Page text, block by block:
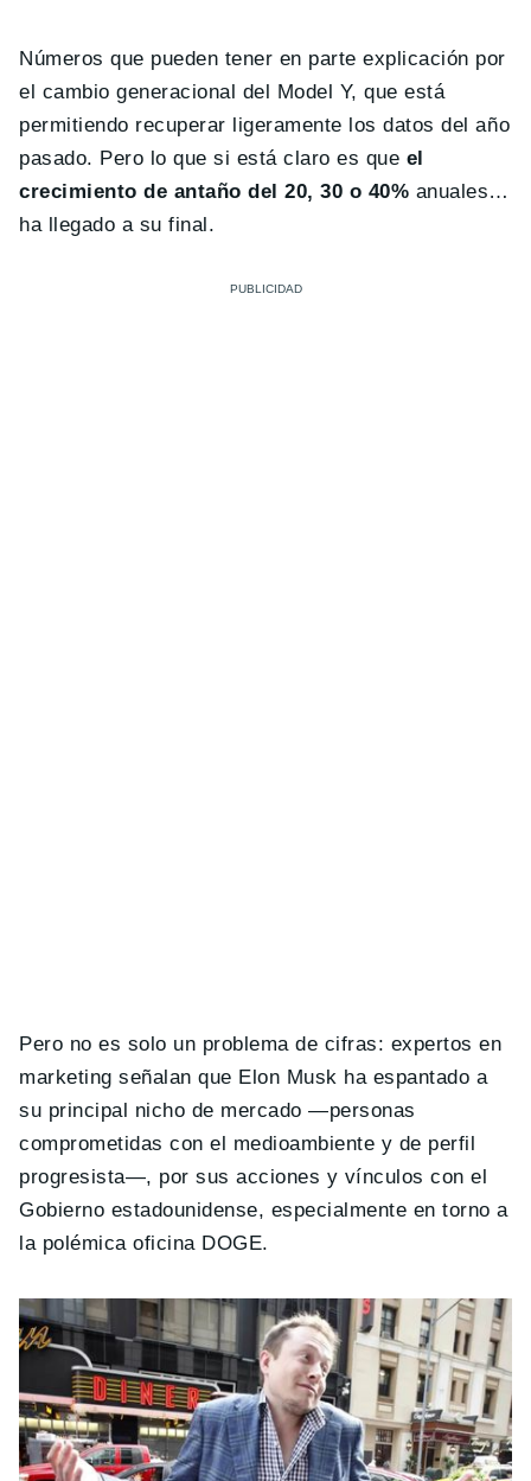
Números que pueden tener en parte explicación por
el cambio generacional del Model Y, que está
permitiendo recuperar ligeramente los datos del año
pasado. Pero lo que si está claro es que el
crecimiento de antaño del 20, 30 o 40% anuales…
ha llegado a su final.
Pero no es solo un problema de cifras: expertos en
marketing señalan que Elon Musk ha espantado a
su principal nicho de mercado —personas
comprometidas con el medioambiente y de perfil
progresista—, por sus acciones y vínculos con el
Gobierno estadounidense, especialmente en torno a
la polémica oficina DOGE.